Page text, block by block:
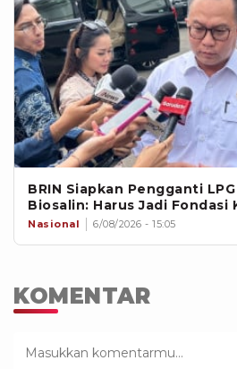
BRIN Siapkan Pengganti
Biosalin: Harus Jadi Fondasi
Nasional 6/08/2026 - 15:05
KOMENTAR